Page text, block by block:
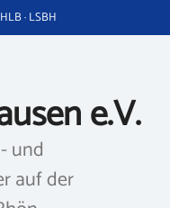
· LSBH
e.V.
und
auf der